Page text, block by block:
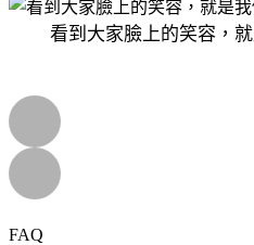
看到大家臉上的笑容，
FAQ